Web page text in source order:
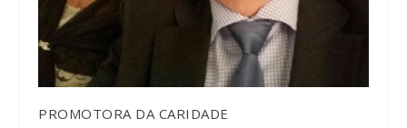
PROMOTORA DA CARIDADE